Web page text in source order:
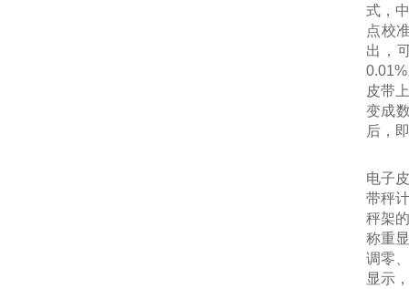
式，
点校
出，
0.01%
皮带
变成
后，
电子
带秤
秤架
称重
调零
显示